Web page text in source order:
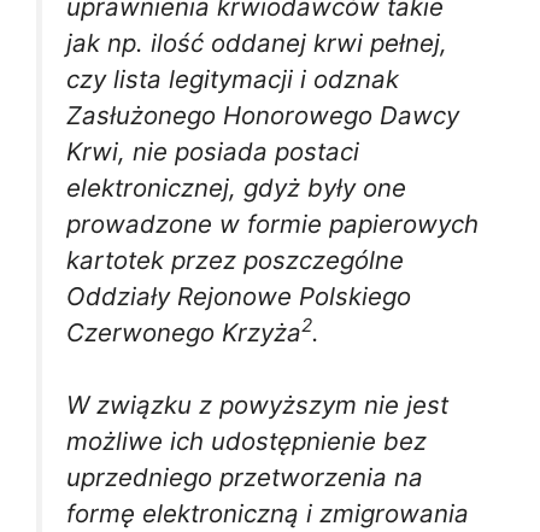
uprawnienia krwiodawców takie
jak np. ilość oddanej krwi pełnej,
czy lista legitymacji i odznak
Zasłużonego Honorowego Dawcy
Krwi, nie posiada postaci
elektronicznej, gdyż były one
prowadzone w formie papierowych
kartotek przez poszczególne
Oddziały Rejonowe Polskiego
Czerwonego Krzyża2.
W związku z powyższym nie jest
możliwe ich udostępnienie bez
uprzedniego przetworzenia na
formę elektroniczną i zmigrowania